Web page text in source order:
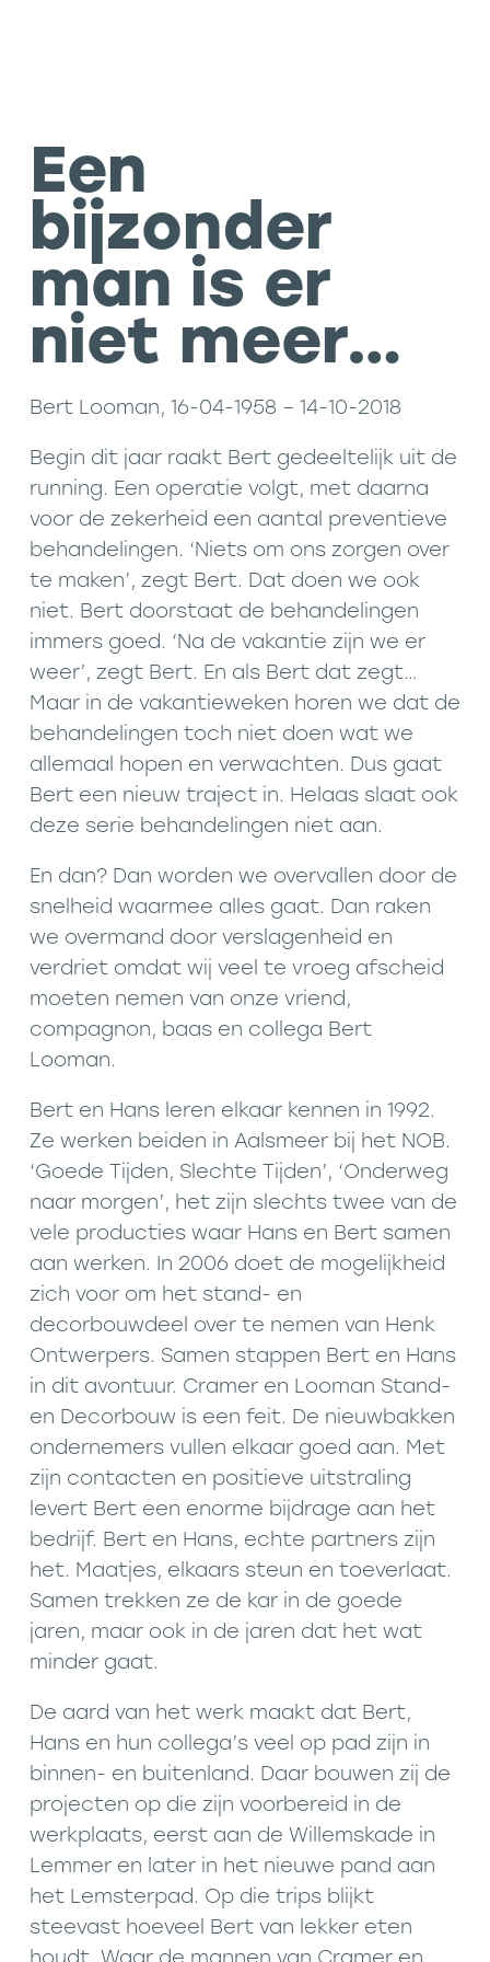
Een
bijzonder
man is er
niet meer…
Bert Looman, 16-04-1958 – 14-10-2018
Begin dit jaar raakt Bert gedeeltelijk uit de
running. Een operatie volgt, met daarna
voor de zekerheid een aantal preventieve
behandelingen. ‘Niets om ons zorgen over
te maken’, zegt Bert. Dat doen we ook
niet. Bert doorstaat de behandelingen
immers goed. ‘Na de vakantie zijn we er
weer’, zegt Bert. En als Bert dat zegt…
Maar in de vakantieweken horen we dat de
behandelingen toch niet doen wat we
allemaal hopen en verwachten. Dus gaat
Bert een nieuw traject in. Helaas slaat ook
deze serie behandelingen niet aan.
En dan? Dan worden we overvallen door de
snelheid waarmee alles gaat. Dan raken
we overmand door verslagenheid en
verdriet omdat wij veel te vroeg afscheid
moeten nemen van onze vriend,
compagnon, baas en collega Bert
Looman.
Bert en Hans leren elkaar kennen in 1992.
Ze werken beiden in Aalsmeer bij het NOB.
‘Goede Tijden, Slechte Tijden’, ‘Onderweg
naar morgen’, het zijn slechts twee van de
vele producties waar Hans en Bert samen
aan werken. In 2006 doet de mogelijkheid
zich voor om het stand- en
decorbouwdeel over te nemen van Henk
Ontwerpers. Samen stappen Bert en Hans
in dit avontuur. Cramer en Looman Stand-
en Decorbouw is een feit. De nieuwbakken
ondernemers vullen elkaar goed aan. Met
zijn contacten en positieve uitstraling
levert Bert een enorme bijdrage aan het
bedrijf. Bert en Hans, echte partners zijn
het. Maatjes, elkaars steun en toeverlaat.
Samen trekken ze de kar in de goede
jaren, maar ook in de jaren dat het wat
minder gaat.
De aard van het werk maakt dat Bert,
Hans en hun collega’s veel op pad zijn in
binnen- en buitenland. Daar bouwen zij de
projecten op die zijn voorbereid in de
werkplaats, eerst aan de Willemskade in
Lemmer en later in het nieuwe pand aan
het Lemsterpad. Op die trips blijkt
steevast hoeveel Bert van lekker eten